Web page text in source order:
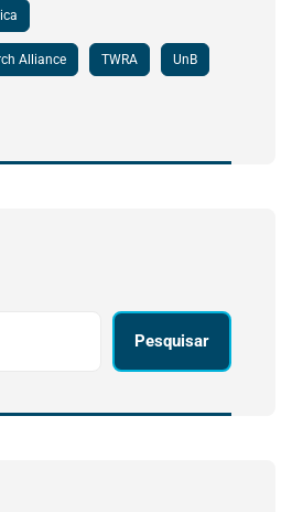
Alliance TWRA UnB
Pesquisar